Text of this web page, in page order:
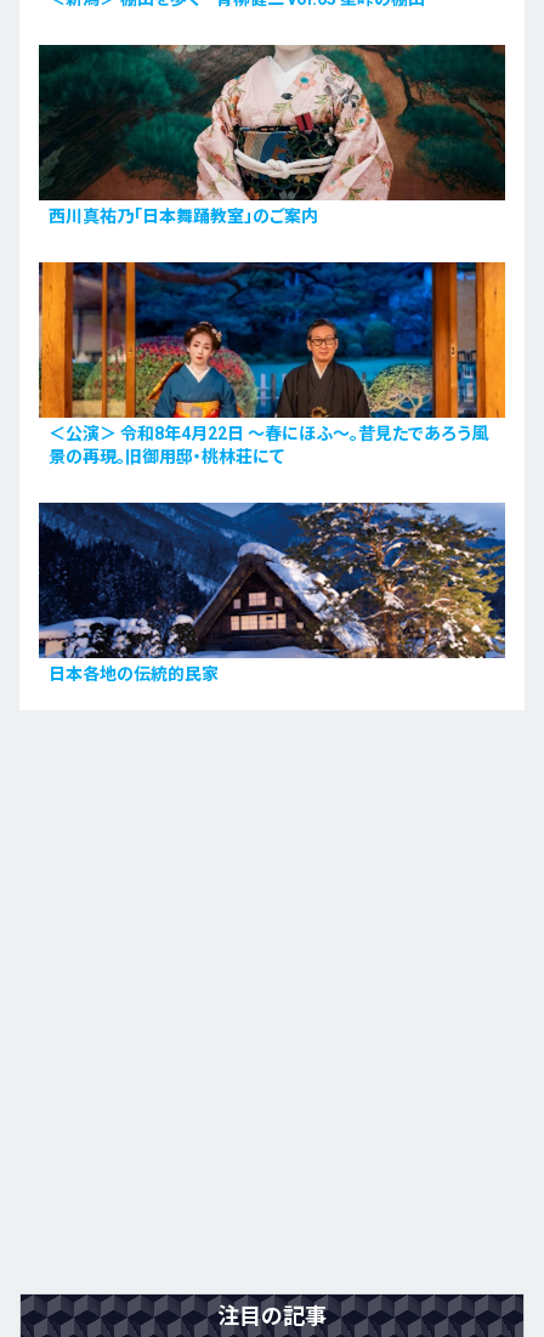
西川真祐乃「日本舞踊教室」のご案内
＜公演＞ 令和8年4月22日 〜春にほふ〜。昔見たであろう風
景の再現。旧御用邸・桃林荘にて
日本各地の伝統的民家
注目の記事